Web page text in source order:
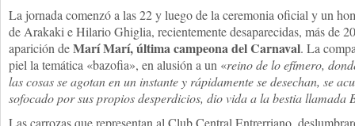
La jornada comenzó a las 22 y luego de la ceremonia oficial y un
de Arakaki e Hilario Ghiglia, recientemente desaparecidas, más de
aparición deMarí Marí, última campeona del Carnaval. La
piel la temática «bazofia», en alusión a un «reino de lo efímero,
las cosas se agotan en un instante y rápidamente se desechan, se
sofocado por sus propios desperdicios, dio vida a la bestia llamada
Las carrozas que representan al Club Central Entrerriano,